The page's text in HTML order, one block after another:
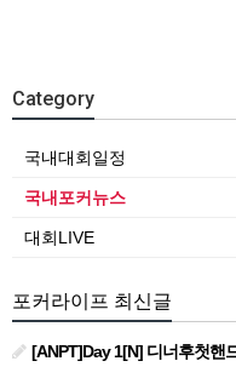
Category
국내대회일정
국내포커뉴스
대회LIVE
포커라이프 최신글
[ANPT]Day 1[N] 디너후첫핸